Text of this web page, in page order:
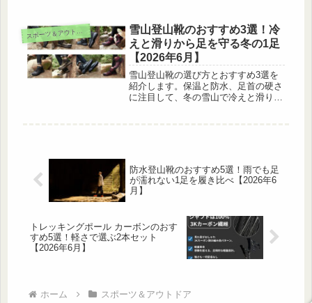
ス
ポーツ＆アウトドア
雪山登山靴のおすすめ3選！冷
えと滑りから足を守る冬の1足
【2026年6月】
雪山登山靴の選び方とおすすめ3選を
紹介します。保温と防水、足首の硬さ
に注目して、冬の雪山で冷えと滑りか
防水登山靴のおすすめ5選！雨でも足
が濡れない1足を履き比べ【2026年6
月】
トレッキングポール カーボンのおす
すめ5選！軽さで選ぶ2本セット
【2026年6月】
ホーム スポーツ＆アウトドア